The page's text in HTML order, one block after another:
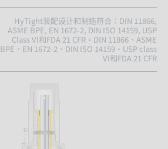
HyTight装配设计和制造符合：DIN 11866,
ASME BPE, EN 1672-2, DIN ISO 14159, USP
Class VI和FDA 21 CFR。DIN 11866、ASME
BPE、EN 1672-2、DIN ISO 14159、USP class
VI和FDA 21 CFR